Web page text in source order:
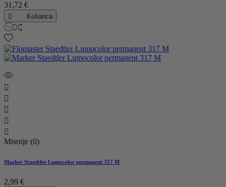
31,72 €
 Košarica





Mnenje (0)
Marker Staedtler Lumocolor permanent 317 M
2,99 €